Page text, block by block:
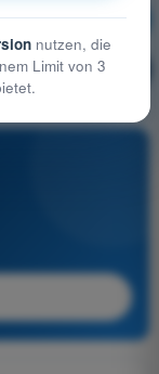
nutzen, die
Limit von 3